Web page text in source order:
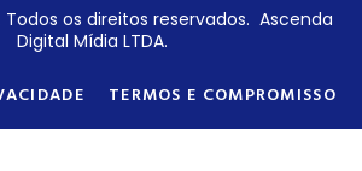
os direitos reservados. Ascenda
Digital Mídia LTDA.
TERMOS E COMPROMISSO